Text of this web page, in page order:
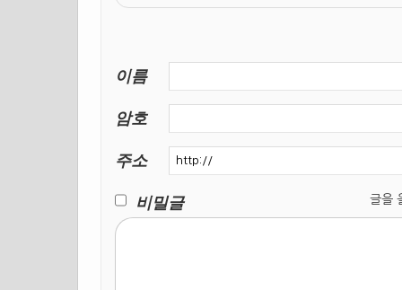
이름
암호
주소
비밀글
글을